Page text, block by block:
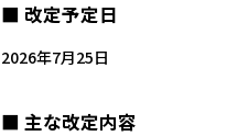
■ 改定予定日
2026年7月25日
■ 主な改定内容